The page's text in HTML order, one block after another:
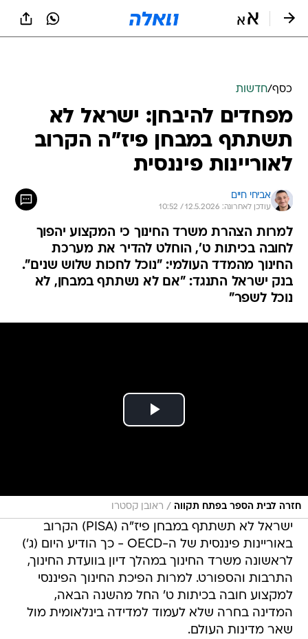
כסף/חדשות
מפחדים להיבחן: ישראל לא
תשתתף במבחן פיז"ה הקרוב
לאוריינות פיננסית
אביחי חיים
עודכן לאחרונה: 12.5.2026 / 10:52
למרות הצהרת משרד החינוך כי המקצוע יהפוך
לחובה בכיתות ט', הוחלט להדיר את מערכת
החינוך מהמדד העולמי: "נוכל לחכות שלוש שנים".
בנק ישראל התנגד: "אם לא נשתתף במבחן, לא
נוכל לשפר"
חזרה לבית הספר בפתח תקווה / ראובן קסטרו
ישראל לא תשתתף במבחן פיז"ה (PISA) הקרוב
באוריינות פיננסית של ה-OECD - כך הודיע היום (ג')
לראשונה משרד החינוך במהלך דיון בוועדת החינוך,
התרבות והספורט. למרות הפיכת החינוך הפיננסי
למקצוע חובה בכיתות ט' החל מהשנה הבאה,
המדינה בחרה שלא לעמוד למדידה בינלאומית מול
שאר מדינות העולם.